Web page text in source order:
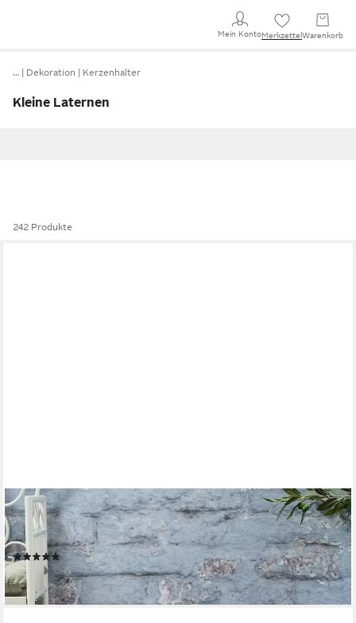
Mein KontoMerkzettel Warenkorb
… Dekoration Kerzenhalter
Kleine Laternen
242 Produkte
LIGHTS4FUN
LED Laterne 45cm Albury Gartenlaterne weiß mit TruGlow®
Outdoor Kerze, LED fest integriert
(1)
44,99 €
lieferbar - in 5-6 Werktagen bei dir